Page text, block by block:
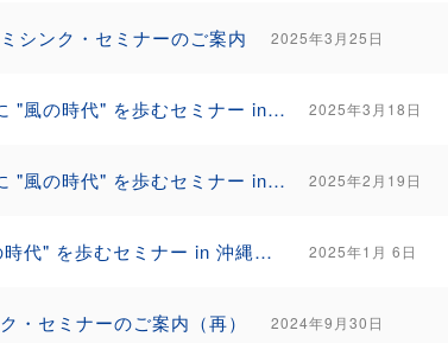
シンク・セミナーのご案内 2025年3月25日
（３）トレーナー主催★ガイドと共に "風の時代" を歩むセミナー in 沖縄（5月23日～26日） 2025年3月18日
（２）トレーナー主催★ガイドと共に "風の時代" を歩むセミナー in 沖縄（5月23日～26日） 2025年2月19日
トレーナー主催★ガイドと共に "風の時代" を歩むセミナー in 沖縄（5月23日～26日） 2025年1月 6日
・セミナーのご案内（再） 2024年9月30日